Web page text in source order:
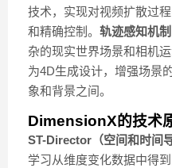
技术，实现对视频扩散过
和精确控制。 轨迹感知机制
杂的现实世界场景和相机运
为4D生成设计，增强场景
象和背景之间。
DimensionX的技术
ST-Director（空间和时间导
学习从维度变化数据中得